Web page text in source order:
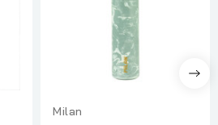
Milan